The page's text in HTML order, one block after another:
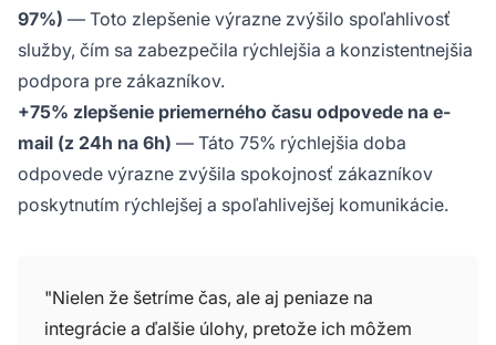
97%) — Toto zlepšenie výrazne zvýšilo spoľahlivosť
služby, čím sa zabezpečila rýchlejšia a konzistentnejšia
podpora pre zákazníkov.
+75% zlepšenie priemerného času odpovede na e-
mail (z 24h na 6h) — Táto 75% rýchlejšia doba
odpovede výrazne zvýšila spokojnosť zákazníkov
poskytnutím rýchlejšej a spoľahlivejšej komunikácie.
"Nielen že šetríme čas, ale aj peniaze na
integrácie a ďalšie úlohy, pretože ich môžem